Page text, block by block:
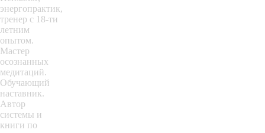
энергопрактик,
тренер с 18-ти
летним
опытом.
Мастер
осознанных
медитаций.
Обучающий
наставник.
Автор
системы и
книги по